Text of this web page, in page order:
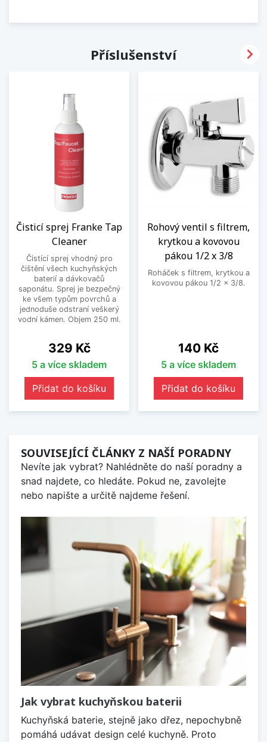
Příslušenství
Čisticí sprej Franke Tap
Cleaner
Čistící sprej vhodný pro
čištění všech kuchyňských
baterií a dávkovačů
saponátu. Sprej je bezpečný
ke všem typům povrchů a
jednoduše odstraní veškerý
vodní kámen. Objem 250 ml.
Cena
329 Kč
5 a více skladem
Přidat do košíku
Rohový ventil s filtrem,
krytkou a kovovou
pákou 1/2 x 3/8
Roháček s filtrem, krytkou a
kovovou pákou 1/2 x 3/8.
Cena
140 Kč
5 a více skladem
Přidat do košíku

SOUVISEJÍCÍ ČLÁNKY Z NAŠÍ PORADNY
Nevíte jak vybrat? Nahlédněte do naší poradny a
snad najdete, co hledáte. Pokud ne, zavolejte
nebo napište a určitě najdeme řešení.
Jak vybrat kuchyňskou baterii
Kuchyňská baterie, stejně jako dřez, nepochybně
pomáhá udávat design celé kuchyně. Proto